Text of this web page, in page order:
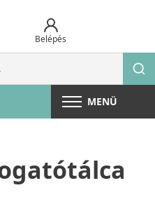
Belépés
MENÜ